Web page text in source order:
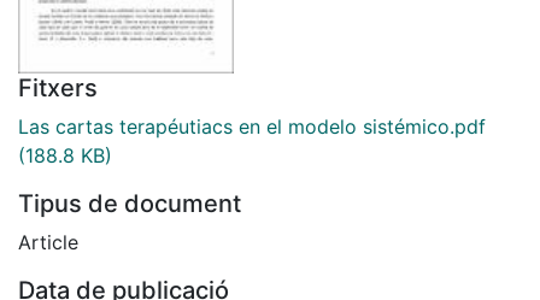
Fitxers
Las cartas terapéutiacs en el modelo sistémico.pdf
(188.8 KB)
Tipus de document
Article
Data de publicació